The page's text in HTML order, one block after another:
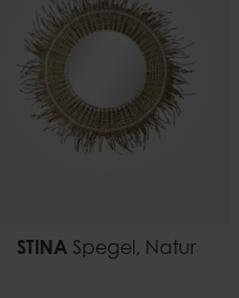
STINA Spegel, Natur